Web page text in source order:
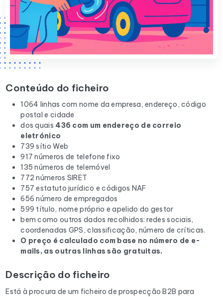
Conteúdo do ficheiro
1064 linhas com nome da empresa, endereço, código
postal e cidade
dos quais 436 com um endereço de correio
eletrónico
739 sítio Web
917 números de telefone fixo
135 números de telemóvel
772 números SIRET
757 estatuto jurídico e códigos NAF
656 número de empregados
599 título, nome próprio e apelido do gestor
bem como outros dados recolhidos: redes sociais,
coordenadas GPS, classificação, número de críticas.
O preço é calculado com base no número de e-
mails, as outras linhas são gratuitas.
Descrição do ficheiro
Está à procura de um ficheiro de prospecção B2B para